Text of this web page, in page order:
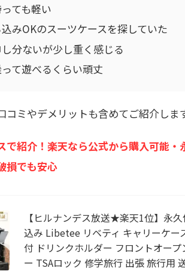
ても軽い
みOKのスーツケースを探していた
分ないが少し重く感じる
て遊べるくらい頑丈
コミやデメリットも含めてご紹介します
紹介！楽天なら公式から購入可能・
損でも安心
【ヒルナンデス放送★楽天1位】永
込み Libetee リベティ キャリーケー
付 ドリンクホルダー フロントオー
ー TSAロック 修学旅行 出張 旅行用